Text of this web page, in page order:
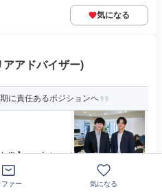
気になる
アアドバイザー)
に責任あるポジションへ
像】 ・人とコミュニケーション
...
ファー 気になる